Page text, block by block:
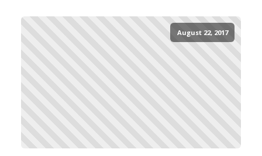
August 22, 2017